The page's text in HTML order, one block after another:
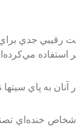
رقيبي‌ جدي‌
استفاده‌
آنان‌ به‌ پاي‌
خنده‌اي‌